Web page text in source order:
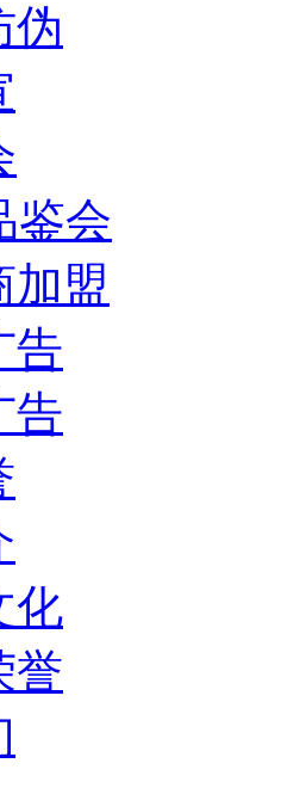
伪
鉴会
加盟
告
告
化
誉